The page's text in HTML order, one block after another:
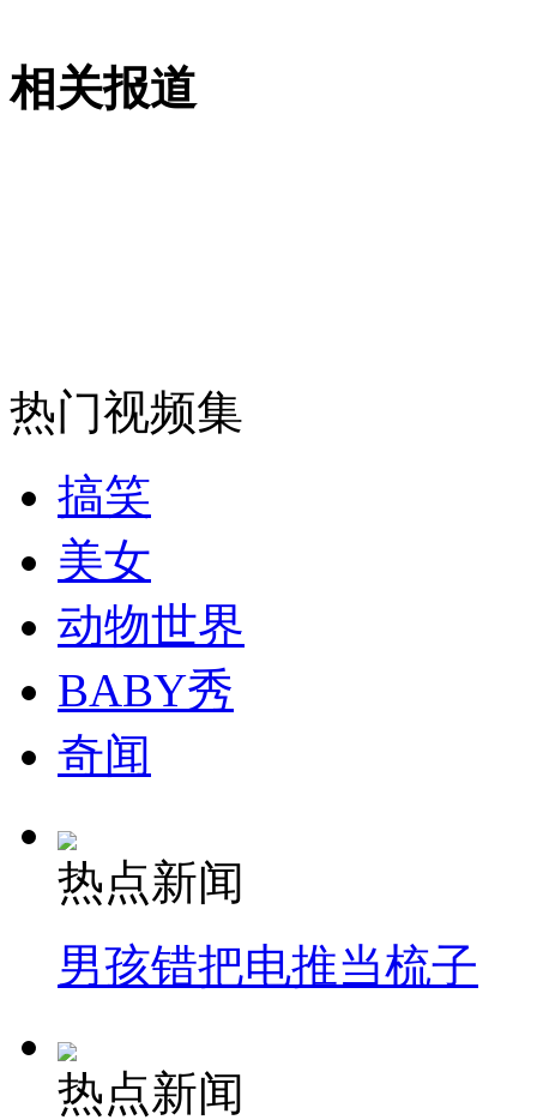
外交部：有关国家言论片面不公正
司机酒驾遇交警 急速倒车逃窜
相关报道
热门视频集
搞笑
美女
动物世界
BABY秀
奇闻
热点新闻
男孩错把电推当梳子
热点新闻